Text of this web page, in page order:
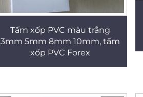
Tấm xốp PVC màu trắng
3mm 5mm 8mm 10mm, tấm
xốp PVC Forex